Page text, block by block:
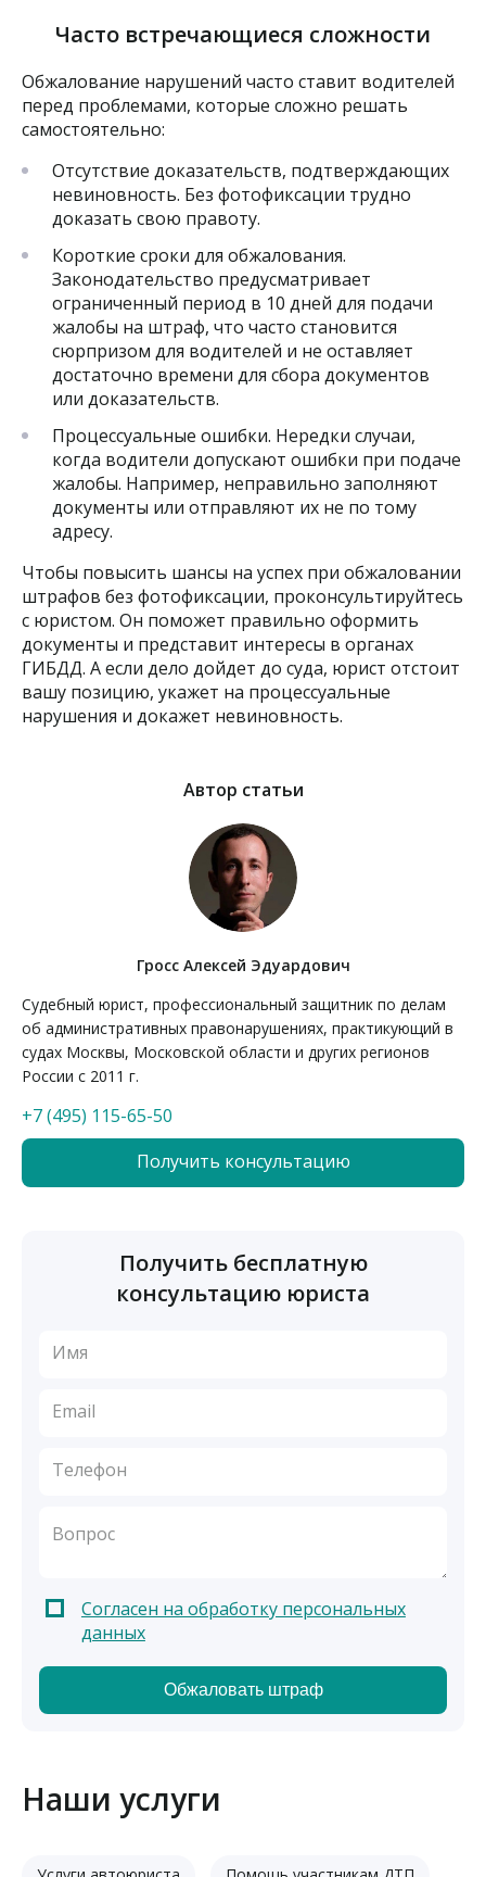
Часто встречающиеся сложности
Обжалование нарушений часто ставит водителей
перед проблемами, которые сложно решать
самостоятельно:
Отсутствие доказательств, подтверждающих
невиновность. Без фотофиксации трудно
доказать свою правоту.
Короткие сроки для обжалования.
Законодательство предусматривает
ограниченный период в 10 дней для подачи
жалобы на штраф, что часто становится
сюрпризом для водителей и не оставляет
достаточно времени для сбора документов
или доказательств.
Процессуальные ошибки. Нередки случаи,
когда водители допускают ошибки при подаче
жалобы. Например, неправильно заполняют
документы или отправляют их не по тому
адресу.
Чтобы повысить шансы на успех при обжаловании
штрафов без фотофиксации, проконсультируйтесь
с юристом. Он поможет правильно оформить
документы и представит интересы в органах
ГИБДД. А если дело дойдет до суда, юрист отстоит
вашу позицию, укажет на процессуальные
нарушения и докажет невиновность.
Автор статьи
Гросс Алексей Эдуардович
Судебный юрист, профессиональный защитник по делам
об административных правонарушениях, практикующий в
судах Москвы, Московской области и других регионов
России с 2011 г.
+7 (495) 115-65-50
Получить консультацию
Получить бесплатную
консультацию юриста
Согласен на обработку персональных
данных
Наши услуги